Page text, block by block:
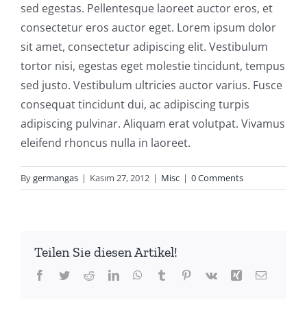
sed egestas. Pellentesque laoreet auctor eros, et
consectetur eros auctor eget. Lorem ipsum dolor
sit amet, consectetur adipiscing elit. Vestibulum
tortor nisi, egestas eget molestie tincidunt, tempus
sed justo. Vestibulum ultricies auctor varius. Fusce
consequat tincidunt dui, ac adipiscing turpis
adipiscing pulvinar. Aliquam erat volutpat. Vivamus
eleifend rhoncus nulla in laoreet.
Bygermangas | Kasım 27, 2012 | Misc | 0 Comments
Teilen Sie diesen Artikel!
Facebook
TwitterRedditLinkedInWhatsApp
Tumblr Pinterest
Vk Xing Email